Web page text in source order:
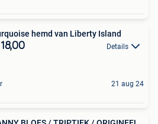
hemd van Liberty Island
Details
21 aug 24